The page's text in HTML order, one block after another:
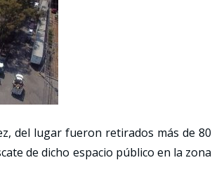
del lugar fueron retirados más de 80
de dicho espacio público en la zona